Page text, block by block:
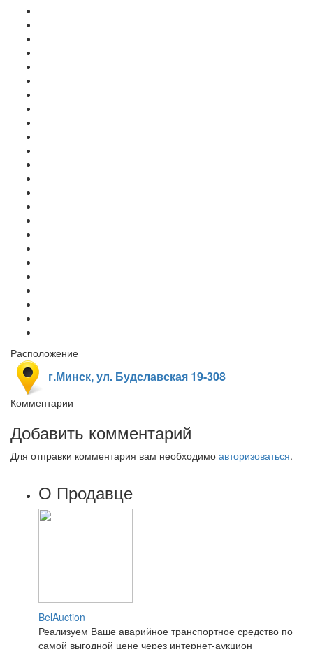
Расположение
г.Минск, ул. Будславская 19-308
Комментарии
Добавить комментарий
Для отправки комментария вам необходимо авторизоваться.
О Продавце
BelAuction
Реализуем Ваше аварийное транспортное средство по
самой выгодной цене через интернет-аукцион